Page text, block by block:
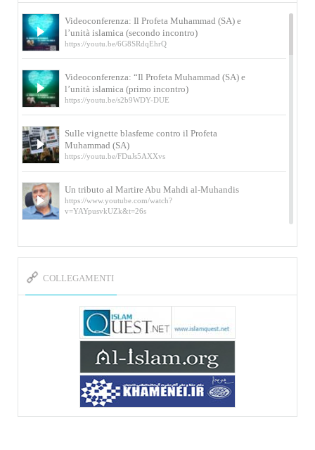
Videoconferenza: Il Profeta Muhammad (SA) e
l’unità islamica (secondo incontro)
https://youtu.be/6G8SRdqEhrQ
Videoconferenza: “Il Profeta Muhammad (SA) e
l’unità islamica (primo incontro)
https://youtu.be/s2b9WDY-DUE
Sulle vignette blasfeme contro il Profeta
Muhammad (SA)
https://youtu.be/FDuJs5AXXvs
Un tributo al Martire Abu Mahdi al-Muhandis
https://www.youtube.com/watch?
v=YAYpusvkUZk&t=26s
L’Abluzione rituale (wudu) secondo l’Imam Alì
e l’Imam Khomeini
della figlia di un martire
https://www.youtube.com/watch?
v=-5nPSxbf9l0&t=103s
Sheykh Abbas Di Palma sui martiri Qassem
Soleimani e Abu Mahdi Al-Muhandis
https://youtu.be/Y6SIP2PIht4 Video del discorso tenuto
dallo Sheykh Abbas Di Palma in ...
COLLEGAMENTI